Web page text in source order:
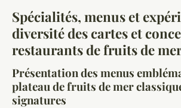
Spécialités, menus et
diversité des cartes et
restaurants de fruits de
Présentation des menus
plateau de fruits de mer
signatures